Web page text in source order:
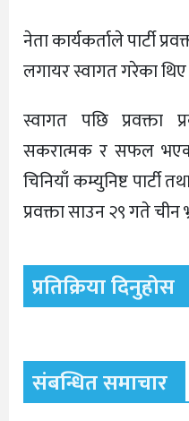
नेता कार्यकर्ताले पार्टी
लगायर स्वागत गरेका थिए
स्वागत पछि प्रवक्ता
सकरात्मक र सफल
चिनियाँ कम्युनिष्ट पार्टी
प्रवक्ता साउन २९ गते चीन
प्रतिक्रिया दिनुहोस
संबन्धित समाचार